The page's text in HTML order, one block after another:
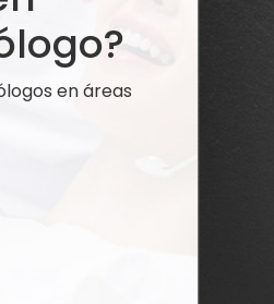
en áreas